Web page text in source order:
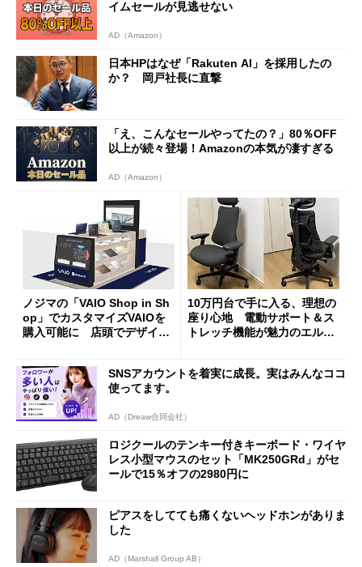
イムセールが見逃せない
AD（Amazon）
日本HPはなぜ「Rakuten AI」を採用したの
か？ 岡戸社長に直撃
「え、こんなセールやってたの？」80％OFF
以上が続々登場！Amazonの本気が凄すぎる
AD（Amazon）
ノジマの「VAIO Shop in Sh
op」でカスタマイズVAIOを
購入可能に 店頭でデザイン
10万円台で手に入る、理想の
座り心地 電動サポート＆ス
トレッチ機能が魅力のエルゴ
SNSアカウントを着実に成長。実はみんなココ
使ってます。
AD（Dreaw合同会社）
ロジクールのテンキー付きキーボード・ワイヤ
レス小型マウスのセット「MK250GRd」がセ
ールで15％オフの2980円に
ピアスをしてても痛くないヘッドホンがありま
した
AD（Marshall Group AB）